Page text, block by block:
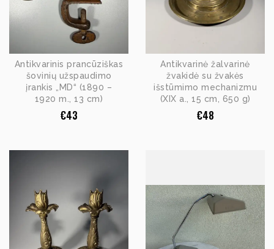
Antikvarinis prancūziškas
šovinių užspaudimo
įrankis „MD“ (1890 –
1920 m., 13 cm)
€43
Antikvarinė žalvarinė
žvakidė su žvakės
išstūmimo mechanizmu
(XIX a., 15 cm, 650 g)
€48